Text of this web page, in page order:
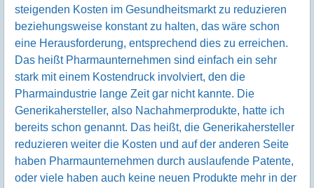
steigenden Kosten im Gesundheitsmarkt zu reduzieren
beziehungsweise konstant zu halten, das wäre schon
eine Herausforderung, entsprechend dies zu erreichen.
Das heißt Pharmaunternehmen sind einfach ein sehr
stark mit einem Kostendruck involviert, den die
Pharmaindustrie lange Zeit gar nicht kannte. Die
Generikahersteller, also Nachahmerprodukte, hatte ich
bereits schon genannt. Das heißt, die Generikahersteller
reduzieren weiter die Kosten und auf der anderen Seite
haben Pharmaunternehmen durch auslaufende Patente,
oder viele haben auch keine neuen Produkte mehr in der